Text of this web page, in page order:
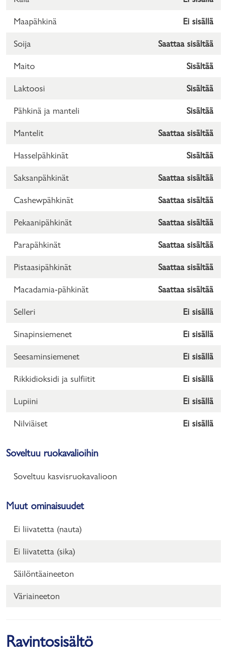
Maapähkinä Ei sisällä
Soija Saattaa sisältää
Maito Sisältää
Laktoosi Sisältää
Pähkinä ja manteli Sisältää
Mantelit Saattaa sisältää
Hasselpähkinät Sisältää
Saksanpähkinät Saattaa sisältää
Cashewpähkinät Saattaa sisältää
Pekaanipähkinät Saattaa sisältää
Parapähkinät Saattaa sisältää
Pistaasipähkinät Saattaa sisältää
Macadamia-pähkinät Saattaa sisältää
Selleri Ei sisällä
Sinapinsiemenet Ei sisällä
Seesaminsiemenet Ei sisällä
Rikkidioksidi ja sulfiitit Ei sisällä
Lupiini Ei sisällä
Nilviäiset Ei sisällä
Soveltuu ruokavalioihin
Soveltuu kasvisruokavalioon
Muut ominaisuudet
Ei liivatetta (nauta)
Ei liivatetta (sika)
Säilöntäaineeton
Väriaineeton
Ravintosisältö